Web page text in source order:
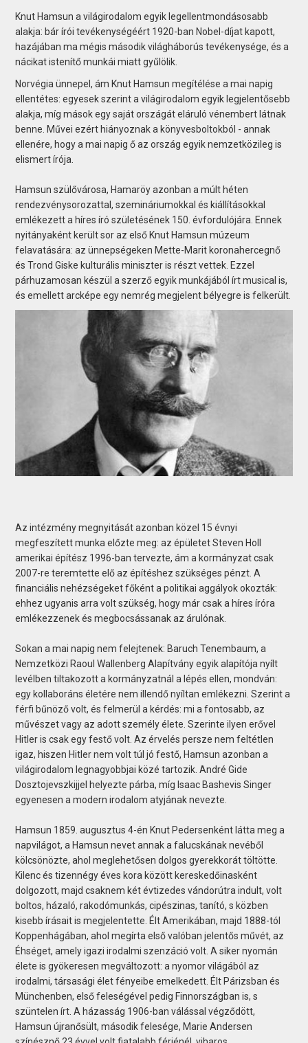
Knut Hamsun a világirodalom egyik legellentmondásosabb
alakja: bár írói tevékenységéért 1920-ban Nobel-díjat kapott,
hazájában ma mégis második világháborús tevékenysége, és a
nácikat istenítő munkái miatt gyűlölik.
Norvégia ünnepel, ám Knut Hamsun megítélése a mai napig
ellentétes: egyesek szerint a világirodalom egyik legjelentősebb
alakja, míg mások egy saját országát eláruló vénembert látnak
benne. Művei ezért hiányoznak a könyvesboltokból - annak
ellenére, hogy a mai napig ő az ország egyik nemzetközileg is
elismert írója.
Hamsun szülővárosa, Hamaröy azonban a múlt héten
rendezvénysorozattal, szemináriumokkal és kiállításokkal
emlékezett a híres író születésének 150. évfordulójára. Ennek
nyitányaként került sor az első Knut Hamsun múzeum
felavatására: az ünnepségeken Mette-Marit koronahercegnő
és Trond Giske kulturális miniszter is részt vettek. Ezzel
párhuzamosan készül a szerző egyik munkájából írt musical is,
és emellett arcképe egy nemrég megjelent bélyegre is felkerült.
Az intézmény megnyitását azonban közel 15 évnyi
megfeszített munka előzte meg: az épületet Steven Holl
amerikai építész 1996-ban tervezte, ám a kormányzat csak
2007-re teremtette elő az építéshez szükséges pénzt. A
financiális nehézségeket főként a politikai aggályok okozták:
ehhez ugyanis arra volt szükség, hogy már csak a híres íróra
emlékezzenek és megbocsássanak az árulónak.
Sokan a mai napig nem felejtenek: Baruch Tenembaum, a
Nemzetközi Raoul Wallenberg Alapítvány egyik alapítója nyílt
levélben tiltakozott a kormányzatnál a lépés ellen, mondván:
egy kollaboráns életére nem illendő nyíltan emlékezni. Szerint a
férfi bűnöző volt, és felmerül a kérdés: mi a fontosabb, az
művészet vagy az adott személy élete. Szerinte ilyen erővel
Hitler is csak egy festő volt. Az érvelés persze nem feltétlen
igaz, hiszen Hitler nem volt túl jó festő, Hamsun azonban a
világirodalom legnagyobbjai közé tartozik. André Gide
Dosztojevszkijjel helyezte párba, míg Isaac Bashevis Singer
egyenesen a modern irodalom atyjának nevezte.
Hamsun 1859. augusztus 4-én Knut Pedersenként látta meg a
napvilágot, a Hamsun nevet annak a falucskának nevéből
kölcsönözte, ahol meglehetősen dolgos gyerekkorát töltötte.
Kilenc és tizennégy éves kora között kereskedőinasként
dolgozott, majd csaknem két évtizedes vándorútra indult, volt
boltos, házaló, rakodómunkás, cipészinas, tanító, s közben
kisebb írásait is megjelentette. Élt Amerikában, majd 1888-tól
Koppenhágában, ahol megírta első valóban jelentős művét, az
Éhséget, amely igazi irodalmi szenzáció volt. A siker nyomán
élete is gyökeresen megváltozott: a nyomor világából az
irodalmi, társasági élet fényeibe emelkedett. Élt Párizsban és
Münchenben, első feleségével pedig Finnországban is, s
szüntelen írt. A házasság 1906-ban válással végződött,
Hamsun újranősült, második felesége, Marie Andersen